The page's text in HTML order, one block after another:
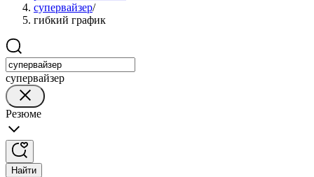
супервайзер/
гибкий график
супервайзер
Резюме
Найти